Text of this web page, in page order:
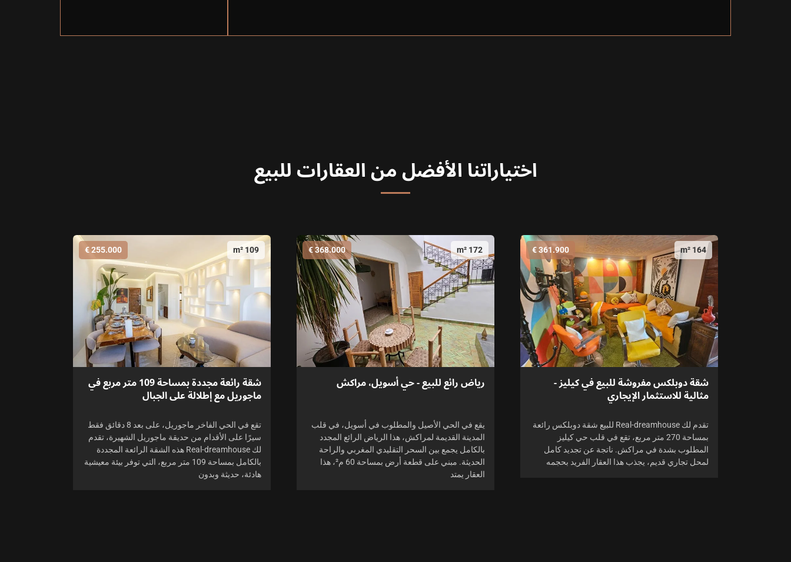
اختياراتنا الأفضل من العقارات للبيع
164 m²
361.900 €
شقة دوبلكس مفروشة للبيع في كيليز -
مثالية للاستثمار الإيجاري
تقدم لك Real-dreamhouse للبيع شقة دوبلكس رائعة
بمساحة 270 متر مربع، تقع في قلب حي كيليز
المطلوب بشدة في مراكش. ناتجة عن تجديد كامل
لمحل تجاري قديم، يجذب هذا العقار الفريد بحجمه
172 m²
368.000 €
رياض رائع للبيع - حي أسويل، مراكش
يقع في الحي الأصيل والمطلوب في أسويل، في قلب
المدينة القديمة لمراكش، هذا الرياض الرائع المجدد
بالكامل يجمع بين السحر التقليدي المغربي والراحة
الحديثة. مبني على قطعة أرض بمساحة 60 م²، هذا
العقار يمتد
109 m²
255.000 €
شقة رائعة مجددة بمساحة 109 متر مربع في
ماجوريل مع إطلالة على الجبال
تقع في الحي الفاخر ماجوريل، على بعد 8 دقائق فقط
سيرًا على الأقدام من حديقة ماجوريل الشهيرة، تقدم
لك Real-dreamhouse هذه الشقة الرائعة المجددة
بالكامل بمساحة 109 متر مربع، التي توفر بيئة معيشية
هادئة، حديثة وبدون